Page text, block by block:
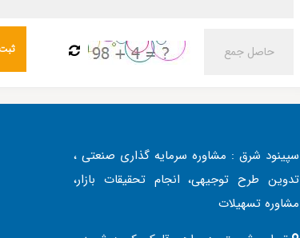
سپینود شرق : مشاوره سرمایه گذاری صنعتی ،
تدوین طرح توجیهی، انجام تحقیقات بازار،
مشاوره تسهیلات